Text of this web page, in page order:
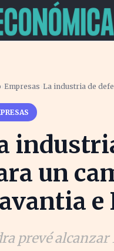
›Empresas ›La industria de
un
e
prevé alcanzar